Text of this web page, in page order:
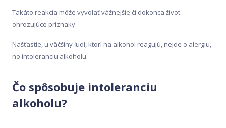
Takáto reakcia môže vyvolať vážnejšie či dokonca život
ohrozujúce príznaky.
Našťastie, u väčšiny ľudí, ktorí na alkohol reagujú, nejde o alergiu,
no intoleranciu alkoholu.
Čo spôsobuje intoleranciu
alkoholu?